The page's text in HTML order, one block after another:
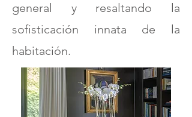
general y resaltando la
sofisticación innata de la
habitación.